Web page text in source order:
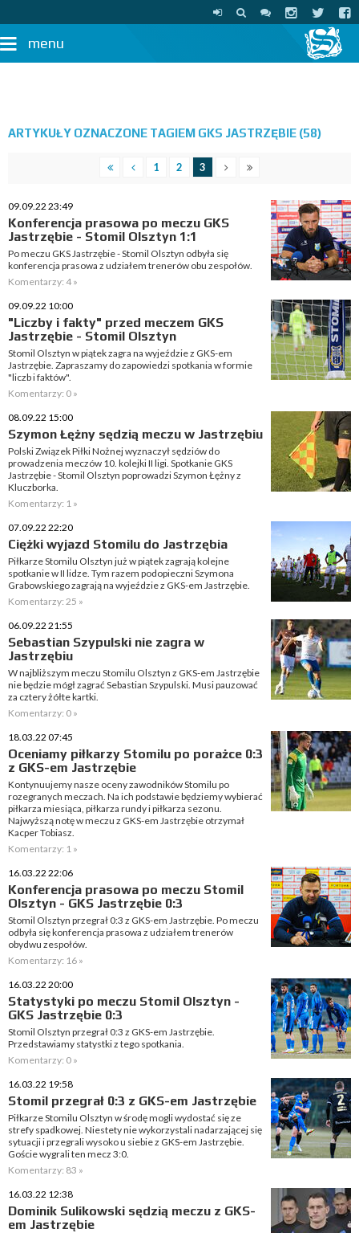
menu
ARTYKUŁY OZNACZONE TAGIEM GKS JASTRZĘBIE (58)
1 2 3
09.09.22 23:49
Konferencja prasowa po meczu GKS
Jastrzębie - Stomil Olsztyn 1:1
Po meczu GKS Jastrzębie - Stomil Olsztyn odbyła się
konferencja prasowa z udziałem trenerów obu zespołów.
Komentarzy: 4 »
09.09.22 10:00
"Liczby i fakty" przed meczem GKS
Jastrzębie - Stomil Olsztyn
Stomil Olsztyn w piątek zagra na wyjeździe z GKS-em
Jastrzębie. Zapraszamy do zapowiedzi spotkania w formie
"liczb i faktów".
Komentarzy: 0 »
08.09.22 15:00
Szymon Łężny sędzią meczu w Jastrzębiu
Polski Związek Piłki Nożnej wyznaczył sędziów do
prowadzenia meczów 10. kolejki II ligi. Spotkanie GKS
Jastrzębie - Stomil Olsztyn poprowadzi Szymon Łężny z
Kluczborka.
Komentarzy: 1 »
07.09.22 22:20
Ciężki wyjazd Stomilu do Jastrzębia
Piłkarze Stomilu Olsztyn już w piątek zagrają kolejne
spotkanie w II lidze. Tym razem podopieczni Szymona
Grabowskiego zagrają na wyjeździe z GKS-em Jastrzębie.
Komentarzy: 25 »
06.09.22 21:55
Sebastian Szypulski nie zagra w
Jastrzębiu
W najbliższym meczu Stomilu Olsztyn z GKS-em Jastrzębie
nie będzie mógł zagrać Sebastian Szypulski. Musi pauzować
za cztery żółte kartki.
Komentarzy: 0 »
18.03.22 07:45
Oceniamy piłkarzy Stomilu po porażce 0:3
z GKS-em Jastrzębie
Kontynuujemy nasze oceny zawodników Stomilu po
rozegranych meczach. Na ich podstawie będziemy wybierać
piłkarza miesiąca, piłkarza rundy i piłkarza sezonu.
Najwyższą notę w meczu z GKS-em Jastrzębie otrzymał
Kacper Tobiasz.
Komentarzy: 1 »
16.03.22 22:06
Konferencja prasowa po meczu Stomil
Olsztyn - GKS Jastrzębie 0:3
Stomil Olsztyn przegrał 0:3 z GKS-em Jastrzębie. Po meczu
odbyła się konferencja prasowa z udziałem trenerów
obydwu zespołów.
Komentarzy: 16 »
16.03.22 20:00
Statystyki po meczu Stomil Olsztyn -
GKS Jastrzębie 0:3
Stomil Olsztyn przegrał 0:3 z GKS-em Jastrzębie.
Przedstawiamy statystki z tego spotkania.
Komentarzy: 0 »
16.03.22 19:58
Stomil przegrał 0:3 z GKS-em Jastrzębie
Piłkarze Stomilu Olsztyn w środę mogli wydostać się ze
strefy spadkowej. Niestety nie wykorzystali nadarzającej się
sytuacji i przegrali wysoko u siebie z GKS-em Jastrzębie.
Goście wygrali ten mecz 3:0.
Komentarzy: 83 »
16.03.22 12:38
Dominik Sulikowski sędzią meczu z GKS-
em Jastrzębie